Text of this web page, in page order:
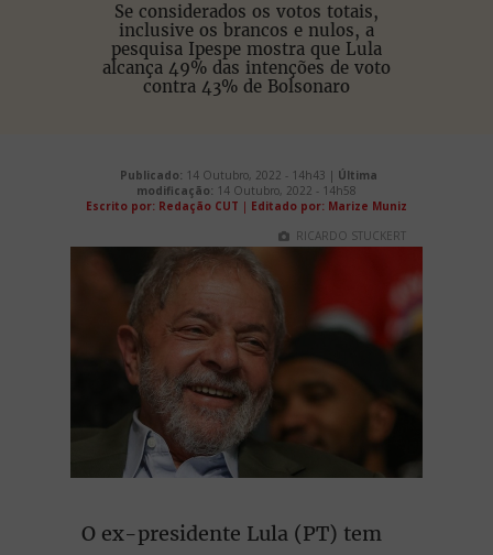
Se considerados os votos totais,
inclusive os brancos e nulos, a
pesquisa Ipespe mostra que Lula
alcança 49% das intenções de voto
contra 43% de Bolsonaro
Publicado: 14 Outubro, 2022 - 14h43 | Última
modificação: 14 Outubro, 2022 - 14h58
Escrito por: Redação CUT | Editado por: Marize Muniz
RICARDO STUCKERT
O ex-presidente Lula (PT) tem